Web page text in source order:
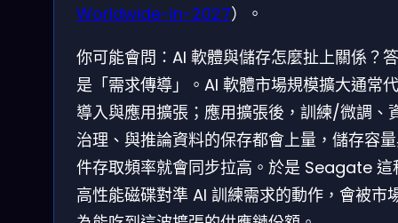
Worldwide-in-2027）。
你可能會問：AI 軟體與儲存怎麼扯上關係？
是「需求傳導」。AI 軟體市場規模擴大通常
導入與應用擴張；應用擴張後，訓練/微調、
治理、與推論資料的保存都會上量，儲存容
件存取頻率就會同步拉高。於是 Seagate 這
高性能磁碟對準 AI 訓練需求的動作，會被市